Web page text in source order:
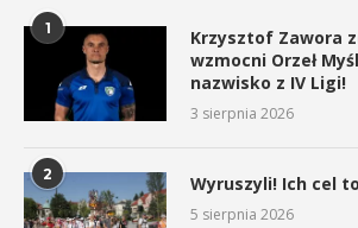
1
Krzysztof Zawora
wzmocni Orzeł
nazwisko z IV Ligi!
3 sierpnia 2026
2 Wyruszyli! Ich cel
5 sierpnia 2026